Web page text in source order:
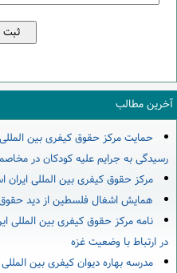
آخرین مطالب
حمایت مرکز حقوق کیفری بین
رسیدگی به جرایم علیه کودکان در
مرکز حقوق کیفری بین المللی ایران
همایش اشغال فلسطین از دید
نامه مرکز حقوق کیفری بین المللی
در ارتباط با وضعیت غزه
مدرسه بهاره دیوان کیفری بین المللی -